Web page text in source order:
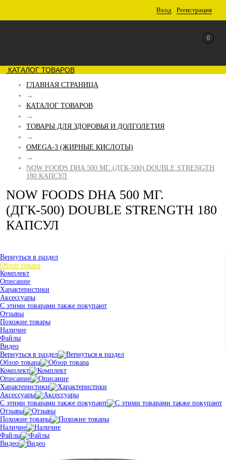
Вход Регистрация
0
КАТАЛОГ ТОВАРОВ
ГЛАВНАЯ СТРАНИЦА
→
КАТАЛОГ ТОВАРОВ
→
ТОВАРЫ ДЛЯ ЗДОРОВЬЯ И ДОЛГОЛЕТИЯ
→
OMEGA-3 (ЖИРНЫЕ КИСЛОТЫ)
→
NOW FOODS DHA 500 МГ. (ДГК-500) DOUBLE STRENGTH
180 КАПСУЛ
NOW FOODS DHA 500 МГ.
(ДГК-500) DOUBLE STRENGTH 180
КАПСУЛ
Вернуться в раздел
Обзор товара
Комплект
Описание
Характеристики
Аксессуары
С этими товарами также покупают
Отзывы
Похожие товары
Наличие
Файлы
Видео
Вернуться в раздел
Обзор товара
Комплект
Описание
Характеристики
Аксессуары
С этими товарами также покупают
Отзывы
Похожие товары
Наличие
Файлы
Видео